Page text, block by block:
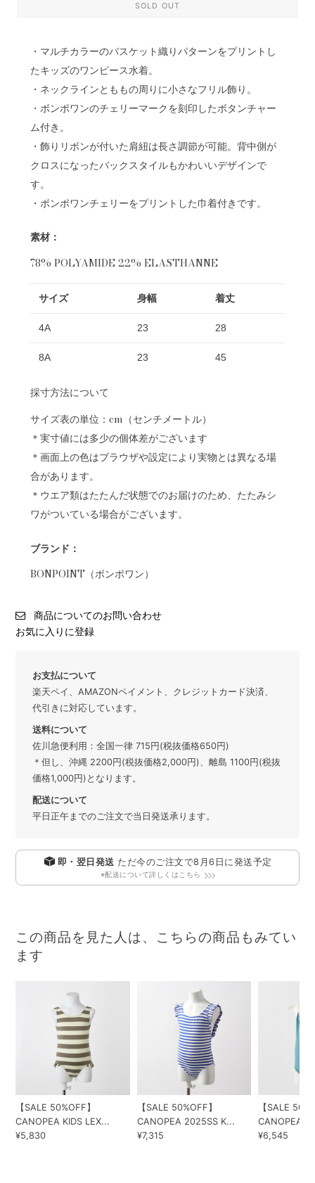
SOLD OUT
・マルチカラーのバスケット織りパターンをプリントし
たキッズのワンピース水着。
・ネックラインとももの周りに小さなフリル飾り。
・ボンポワンのチェリーマークを刻印したボタンチャー
ム付き。
・飾りリボンが付いた肩紐は長さ調節が可能。背中側が
クロスになったバックスタイルもかわいいデザインで
す。
・ボンポワンチェリーをプリントした巾着付きです。
素材：
78% POLYAMIDE 22% ELASTHANNE
サイズ 身幅 着丈
4A 23 28
8A 23 45
採寸方法について
サイズ表の単位：cm（センチメートル）
＊実寸値には多少の個体差がございます
＊画面上の色はブラウザや設定により実物とは異なる場
合があります。
＊ウエア類はたたんだ状態でのお届けのため、たたみシ
ワがついている場合がございます。
ブランド：
BONPOINT（ボンポワン）
商品についてのお問い合わせ
お気に入りに登録
お支払について
楽天ペイ、AMAZONペイメント、クレジットカード決済、
代引きに対応しています。
送料について
佐川急便利用：全国一律 715円(税抜価格650円)
＊但し、沖縄 2200円(税抜価格2,000円)、離島 1100円(税抜
価格1,000円)となります。
配送について
平日正午までのご注文で当日発送承ります。
即・翌日発送 ただ今のご注文で8月6日 に発送予定
※配送について詳しくはこちら
この商品を見た人は、こちらの商品もみてい
ます
【SALE 50%OFF】
CANOPEA KIDS LEX...
¥5,830
【SALE 50%OFF】
CANOPEA 2025SS K...
¥7,315
【SALE
CANOPEA
¥6,545